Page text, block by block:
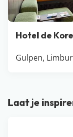
Hotel de
Gulpen,
Laat je